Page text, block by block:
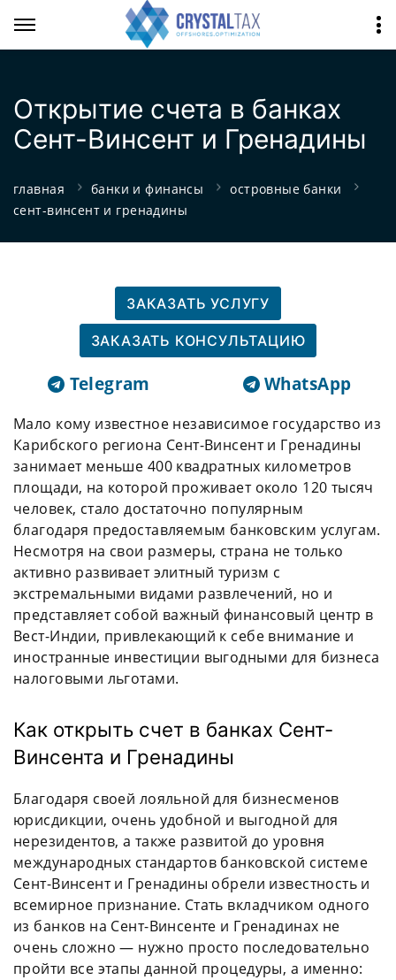
Открытие счета в банках
Сент-Винсент и Гренадины
главная банки и финансы
островные банки
сент-винсент и гренадины
ЗАКАЗАТЬ УСЛУГУ
ЗАКАЗАТЬ КОНСУЛЬТАЦИЮ
Telegram WhatsApp
Мало кому известное независимое государство из
Карибского региона Сент-Винсент и Гренадины
занимает меньше 400 квадратных километров
площади, на которой проживает около 120 тысяч
человек, стало достаточно популярным
благодаря предоставляемым банковским услугам.
Несмотря на свои размеры, страна не только
активно развивает элитный туризм с
экстремальными видами развлечений, но и
представляет собой важный финансовый центр в
Вест-Индии, привлекающий к себе внимание и
иностранные инвестиции выгодными для бизнеса
налоговыми льготами.
Как открыть счет в банках Сент-
Винсента и Гренадины
Благодаря своей лояльной для бизнесменов
юрисдикции, очень удобной и выгодной для
нерезидентов, а также развитой до уровня
международных стандартов банковской системе
Сент-Винсент и Гренадины обрели известность и
всемирное признание. Стать вкладчиком одного
из банков на Сент-Винсенте и Гренадинах не
очень сложно — нужно просто последовательно
пройти все этапы данной процедуры, а именно: